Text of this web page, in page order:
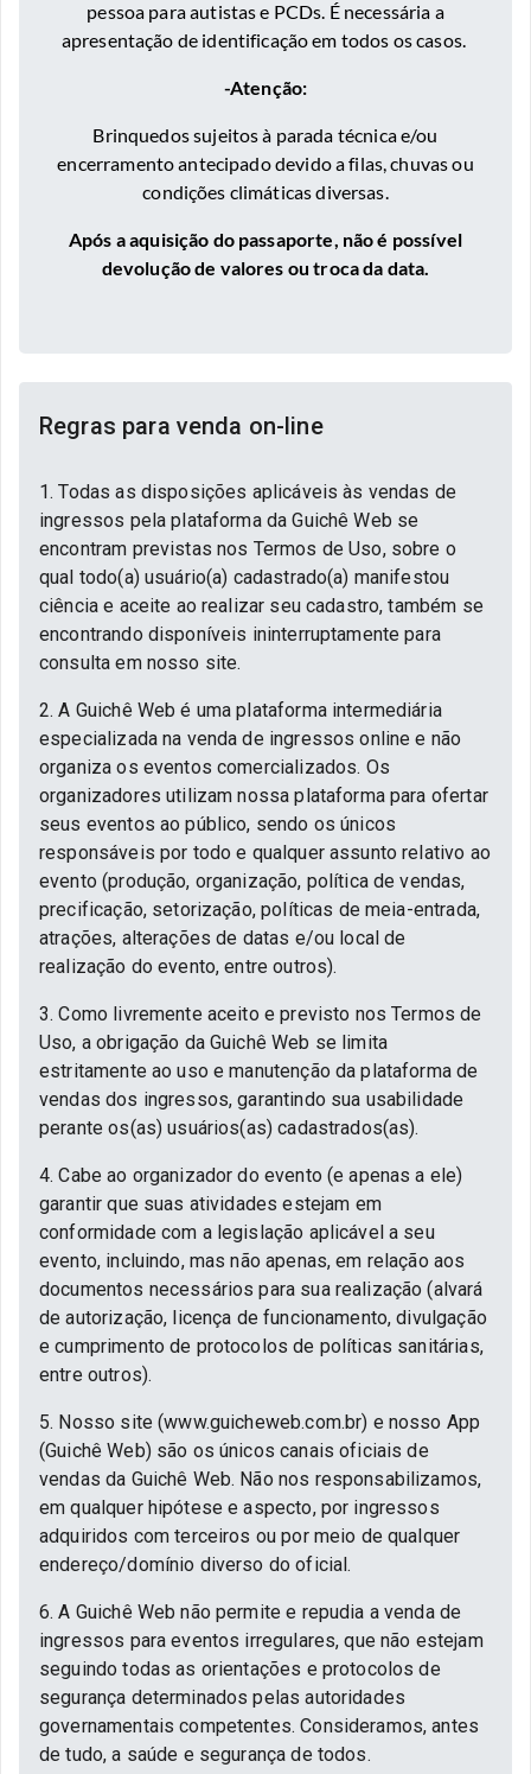
pessoa para autistas e PCDs. É necessária a
apresentação de identificação em todos os casos.
-Atenção:
Brinquedos sujeitos à parada técnica e/ou
encerramento antecipado devido a filas, chuvas ou
condições climáticas diversas.
Após a aquisição do passaporte, não é possível
devolução de valores ou troca da data.
Regras para venda on-line
1. Todas as disposições aplicáveis às vendas de
ingressos pela plataforma da Guichê Web se
encontram previstas nos Termos de Uso, sobre o
qual todo(a) usuário(a) cadastrado(a) manifestou
ciência e aceite ao realizar seu cadastro, também se
encontrando disponíveis ininterruptamente para
consulta em nosso site.
2. A Guichê Web é uma plataforma intermediária
especializada na venda de ingressos online e não
organiza os eventos comercializados. Os
organizadores utilizam nossa plataforma para ofertar
seus eventos ao público, sendo os únicos
responsáveis por todo e qualquer assunto relativo ao
evento (produção, organização, política de vendas,
precificação, setorização, políticas de meia-entrada,
atrações, alterações de datas e/ou local de
realização do evento, entre outros).
3. Como livremente aceito e previsto nos Termos de
Uso, a obrigação da Guichê Web se limita
estritamente ao uso e manutenção da plataforma de
vendas dos ingressos, garantindo sua usabilidade
perante os(as) usuários(as) cadastrados(as).
4. Cabe ao organizador do evento (e apenas a ele)
garantir que suas atividades estejam em
conformidade com a legislação aplicável a seu
evento, incluindo, mas não apenas, em relação aos
documentos necessários para sua realização (alvará
de autorização, licença de funcionamento, divulgação
e cumprimento de protocolos de políticas sanitárias,
entre outros).
5. Nosso site (www.guicheweb.com.br) e nosso App
(Guichê Web) são os únicos canais oficiais de
vendas da Guichê Web. Não nos responsabilizamos,
em qualquer hipótese e aspecto, por ingressos
adquiridos com terceiros ou por meio de qualquer
endereço/domínio diverso do oficial.
6. A Guichê Web não permite e repudia a venda de
ingressos para eventos irregulares, que não estejam
seguindo todas as orientações e protocolos de
segurança determinados pelas autoridades
governamentais competentes. Consideramos, antes
de tudo, a saúde e segurança de todos.